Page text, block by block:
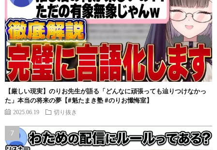
【厳しい現実】のりお先生が語る「どんなに頑張っても辿りつけなかっ
た」本当の将来の夢【#魁たまき塾 #のりお懺悔室】
2025.06.19 切り抜き